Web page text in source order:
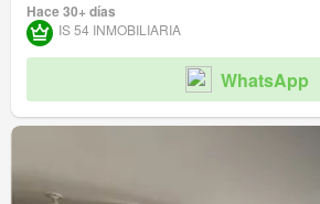
Hace 30+ días
IS 54 INMOBILIARIA
WhatsApp